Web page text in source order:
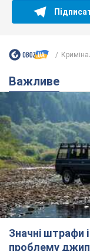
Важливе
Значні штрафи
проблему